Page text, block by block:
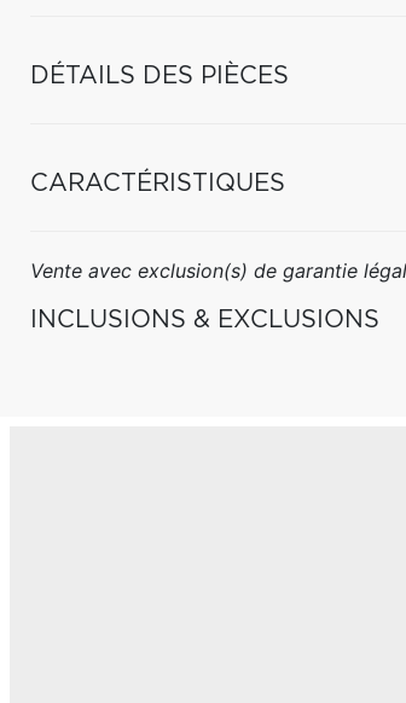
DÉTAILS DES PIÈCES
CARACTÉRISTIQUES
Vente avec exclusion(s) de garantie
INCLUSIONS & EXCLUSIONS